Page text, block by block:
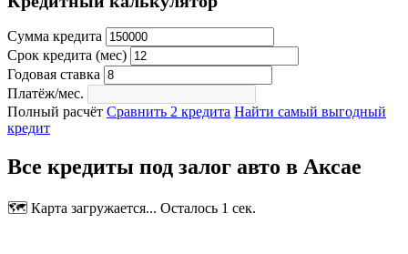
Сумма кредита
Срок кредита (мес)
Годовая ставка
Платёж/мес.
Полный расчёт Сравнить 2 кредита Найти самый выгодный
кредит
Все кредиты под залог авто в Аксае
🗺️ Карта загружается... Осталось 1 сек.